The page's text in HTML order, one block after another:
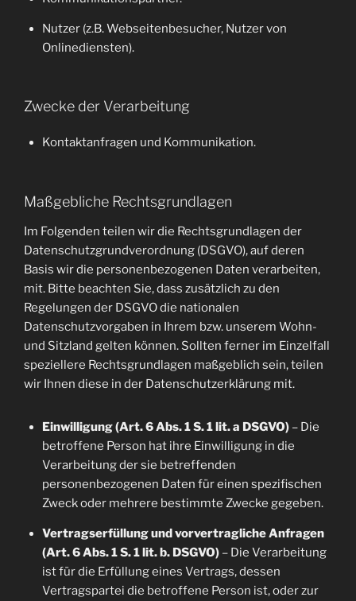
Nutzer (z.B. Webseitenbesucher, Nutzer von
Onlinediensten).
Zwecke der Verarbeitung
Kontaktanfragen und Kommunikation.
Maßgebliche Rechtsgrundlagen
Im Folgenden teilen wir die Rechtsgrundlagen der
Datenschutzgrundverordnung (DSGVO), auf deren
Basis wir die personenbezogenen Daten verarbeiten,
mit. Bitte beachten Sie, dass zusätzlich zu den
Regelungen der DSGVO die nationalen
Datenschutzvorgaben in Ihrem bzw. unserem Wohn-
und Sitzland gelten können. Sollten ferner im Einzelfall
speziellere Rechtsgrundlagen maßgeblich sein, teilen
wir Ihnen diese in der Datenschutzerklärung mit.
Einwilligung (Art. 6 Abs. 1 S. 1 lit. a DSGVO)– Die
betroffene Person hat ihre Einwilligung in die
Verarbeitung der sie betreffenden
personenbezogenen Daten für einen spezifischen
Zweck oder mehrere bestimmte Zwecke gegeben.
Vertragserfüllung und vorvertragliche Anfragen
(Art. 6 Abs. 1 S. 1 lit. b. DSGVO)– Die Verarbeitung
ist für die Erfüllung eines Vertrags, dessen
Vertragspartei die betroffene Person ist, oder zur